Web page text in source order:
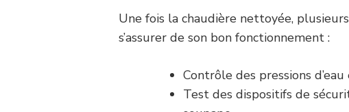
Une fois la chaudière nettoyée,
s’assurer de son bon fonctionnement :
Contrôle des pressions
Test des dispositifs de